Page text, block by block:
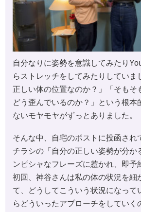
自分なりに姿勢を意識してみたり
らストレッチをしてみたりしていま
正しい体の位置なのか？」「そもそ
どう歪んでいるのか？」という根本
ないモヤモヤがずっとありました。
そんな中、自宅のポストに投函され
チラシの「自分の正しい姿勢が分か
ンピシャなフレーズに惹かれ、即予
初回、神谷さんは私の体の状況を細
て、どうしてこういう状況になって
らどういったアプローチをしていく